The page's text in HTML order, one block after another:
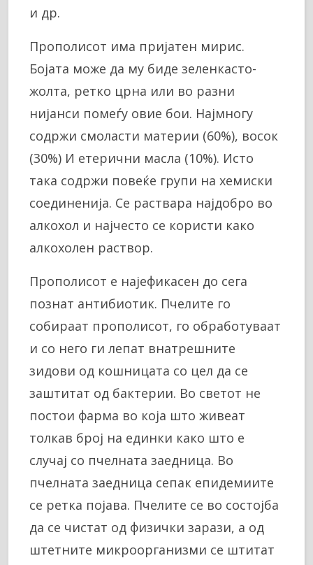
и др.
Прополисот има пријатен мирис.
Бојата може да му биде зеленкасто-
жолта, ретко црна или во разни
нијанси помеѓу овие бои. Најмногу
содржи смоласти материи (60%), восок
(30%) И етерични масла (10%). Исто
така содржи повеќе групи на хемиски
соединенија. Се раствара најдобро во
алкохол и најчесто се користи како
алкохолен раствор.
Прополисот е најефикасен до сега
познат антибиотик. Пчелите го
собираат прополисот, го обработуваат
и со него ги лепат внатрешните
зидови од кошницата со цел да се
заштитат од бактерии. Во светот не
постои фарма во која што живеат
толкав број на единки како што е
случај со пчелната заедница. Во
пчелната заедница сепак епидемиите
се ретка појава. Пчелите се во состојба
да се чистат од физички зарази, а од
штетните микроорганизми се штитат